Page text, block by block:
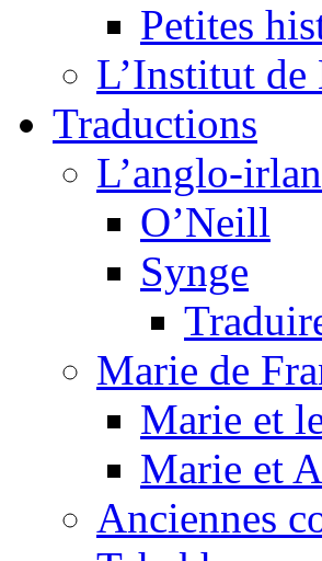
Petites
L’Institut de
Traductions
L’anglo-
O’Neill
Synge
Marie de
Marie et
Marie et
Anciennes